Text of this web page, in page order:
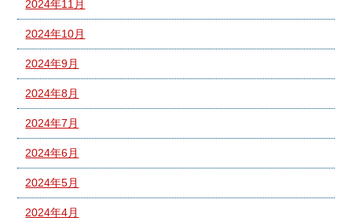
2024年11月
2024年10月
2024年9月
2024年8月
2024年7月
2024年6月
2024年5月
2024年4月